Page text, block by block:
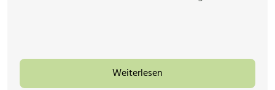
Weiterlesen